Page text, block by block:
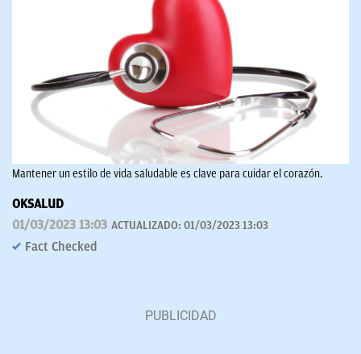
Mantener un estilo de vida saludable es clave para cuidar el corazón.
OKSALUD
01/03/2023 13:03 ACTUALIZADO: 01/03/2023 13:03
Fact Checked